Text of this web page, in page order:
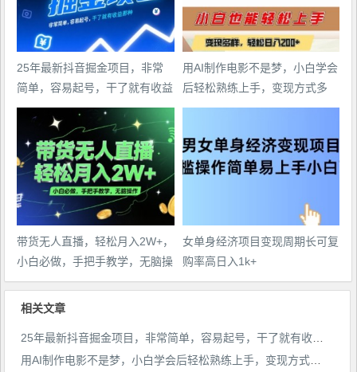
25年最新抖音掘金项目，非常
简单，容易起号，干了就有收益
那种
用AI制作电影不是梦，小白学会
后轻松熟练上手，变现方式多
样，日入2张+
带货无人直播，轻松月入2W+，
小白必做，手把手教学，无脑操
作(附学习资料)
女单身经济项目变现周期长可复
购率高日入1k+
相关文章